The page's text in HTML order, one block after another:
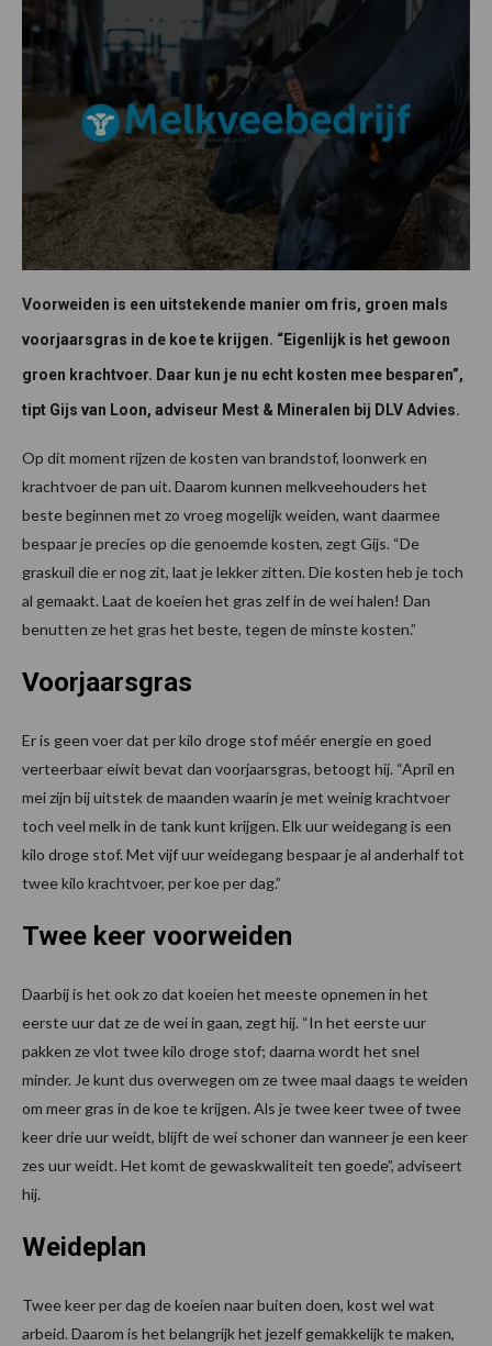
Voorweiden is een uitstekende manier om fris, groen mals
voorjaarsgras in de koe te krijgen. “Eigenlijk is het gewoon
groen krachtvoer. Daar kun je nu echt kosten mee besparen”,
tipt Gijs van Loon, adviseur Mest & Mineralen bij DLV Advies.
Op dit moment rijzen de kosten van brandstof, loonwerk en
krachtvoer de pan uit. Daarom kunnen melkveehouders het
beste beginnen met zo vroeg mogelijk weiden, want daarmee
bespaar je precies op die genoemde kosten, zegt Gijs. “De
graskuil die er nog zit, laat je lekker zitten. Die kosten heb je toch
al gemaakt. Laat de koeien het gras zelf in de wei halen! Dan
benutten ze het gras het beste, tegen de minste kosten.”
Voorjaarsgras
Er is geen voer dat per kilo droge stof méér energie en goed
verteerbaar eiwit bevat dan voorjaarsgras, betoogt hij. “April en
mei zijn bij uitstek de maanden waarin je met weinig krachtvoer
toch veel melk in de tank kunt krijgen. Elk uur weidegang is een
kilo droge stof. Met vijf uur weidegang bespaar je al anderhalf tot
twee kilo krachtvoer, per koe per dag.”
Twee keer voorweiden
Daarbij is het ook zo dat koeien het meeste opnemen in het
eerste uur dat ze de wei in gaan, zegt hij. “In het eerste uur
pakken ze vlot twee kilo droge stof; daarna wordt het snel
minder. Je kunt dus overwegen om ze twee maal daags te weiden
om meer gras in de koe te krijgen. Als je twee keer twee of twee
keer drie uur weidt, blijft de wei schoner dan wanneer je een keer
zes uur weidt. Het komt de gewaskwaliteit ten goede”, adviseert
hij.
Weideplan
Twee keer per dag de koeien naar buiten doen, kost wel wat
arbeid. Daarom is het belangrijk het jezelf gemakkelijk te maken,